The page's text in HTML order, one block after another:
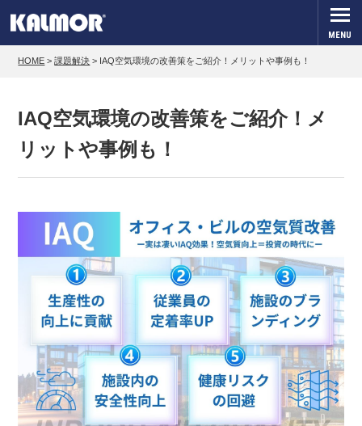
MENU
HOME >課題解決 > IAQ空気環境の改善策をご紹介！メリットや事例も！
IAQ空気環境の改善策をご紹介！メ
リットや事例も！